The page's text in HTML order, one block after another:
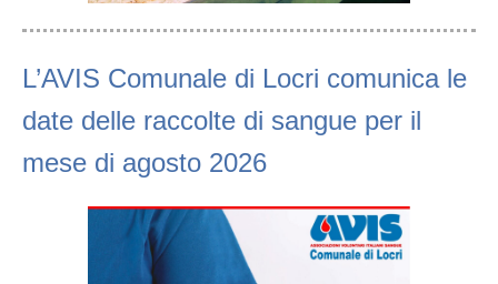
L’AVIS Comunale di Locri comunica le
date delle raccolte di sangue per il
mese di agosto 2026